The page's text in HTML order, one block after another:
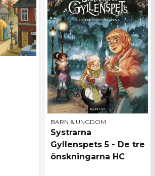
BARN & UNGDOM
Systrarna
Gyllenspets 5 - De tre
önskningarna HC